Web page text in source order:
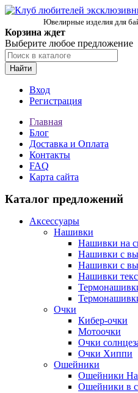
Ювелирные изделия для
Корзина ждет
Выберите любое предложение
Найти
Вход
Регистрация
Главная
Блог
Доставка и Оплата
Контакты
FAQ
Карта сайта
Каталог предложений
Аксессуары
Нашивки
Нашивки на
Нашивки с
Нашивки с
Нашивки
Очки
Кибер-очки
Мотоочки
Очки
Очки Хиппи
Ошейники
Ошейники
Ошейники в